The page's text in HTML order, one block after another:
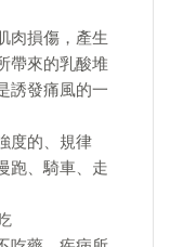
損傷，產生
帶來的乳酸堆
誘發痛風的一
度的、規律
跑、騎車、走